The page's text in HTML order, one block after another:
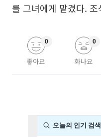
를 그녀에게 맡겼다.
좋아요
0
화나요
0